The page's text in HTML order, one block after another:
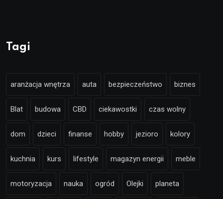
Tagi
aranżacja wnętrza auta bezpieczeństwo biznes
Blat budowa CBD ciekawostki czas wolny
dom dzieci finanse hobby jezioro kolory
kuchnia kurs lifestyle magazyn energii meble
motoryzacja nauka ogród Olejki planeta